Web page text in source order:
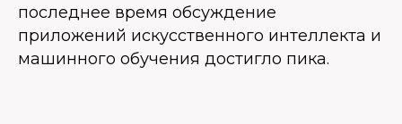
последнее время обсуждение
приложений искусственного интеллекта и
машинного обучения достигло пика.